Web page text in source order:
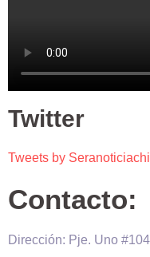
Twitter
Tweets by
Contacto:
Dirección: Pje. Uno